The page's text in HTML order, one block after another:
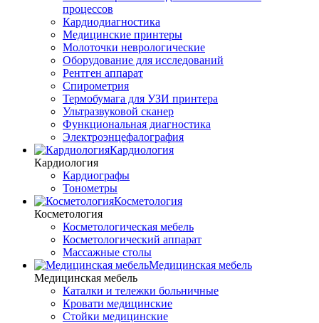
процессов
Кардиодиагностика
Медицинские принтеры
Молоточки неврологические
Оборудование для исследований
Рентген аппарат
Спирометрия
Термобумага для УЗИ принтера
Ультразвуковой сканер
Функциональная диагностика
Электроэнцефалография
Кардиология
Кардиология
Кардиографы
Тонометры
Косметология
Косметология
Косметологическая мебель
Косметологический аппарат
Массажные столы
Медицинская мебель
Медицинская мебель
Каталки и тележки больничные
Кровати медицинские
Стойки медицинские